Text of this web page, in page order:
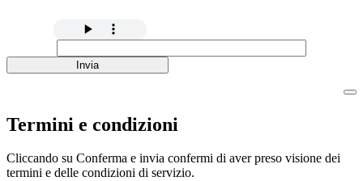
Invia
Termini e condizioni
Cliccando su Conferma e invia confermi di aver preso visione dei
termini e delle condizioni di servizio.